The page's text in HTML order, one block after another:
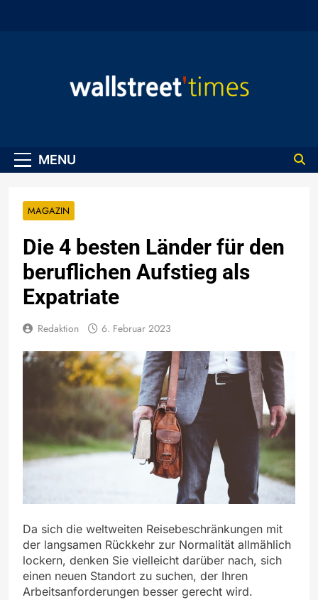
MENU
MAGAZIN
Die 4 besten Länder für den
beruflichen Aufstieg als
Expatriate
Redaktion 6. Februar 2023
Da sich die weltweiten Reisebeschränkungen mit
der langsamen Rückkehr zur Normalität allmählich
lockern, denken Sie vielleicht darüber nach, sich
einen neuen Standort zu suchen, der Ihren
Arbeitsanforderungen besser gerecht wird.